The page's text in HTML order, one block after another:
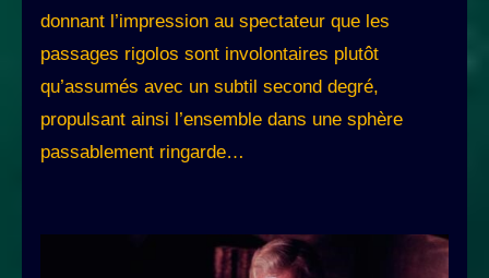
donnant l’impression au spectateur que les
passages rigolos sont involontaires plutôt
qu’assumés avec un subtil second degré,
propulsant ainsi l’ensemble dans une sphère
passablement ringarde…